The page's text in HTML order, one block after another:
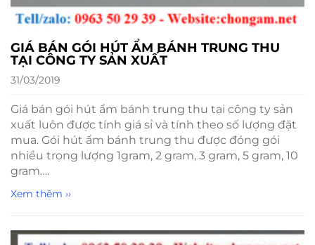
GIÁ BÁN GÓI HÚT ẨM BÁNH TRUNG THU
TẠI CÔNG TY SẢN XUẤT
31/03/2019
Giá bán gói hút ẩm bánh trung thu tại công ty sản
xuất luôn được tính giá sỉ và tính theo số lượng đặt
mua. Gói hút ẩm bánh trung thu được đóng gói
nhiều trọng lượng 1gram, 2 gram, 3 gram, 5 gram, 10
gram….
Xem thêm ››